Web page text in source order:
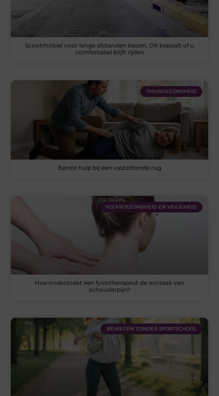
Scootmobiel voor lange afstanden kiezen. Dit bepaalt of u
comfortabel blijft rijden
THUISGEZONDHEID
Eerste hulp bij een vastzittende rug
VOLKSGEZONDHEID EN VEILIGHEID
Hoe onderzoekt een fysiotherapeut de oorzaak van
schouderpijn?
BEWEGEN ZONDER SPORTSCHOOL